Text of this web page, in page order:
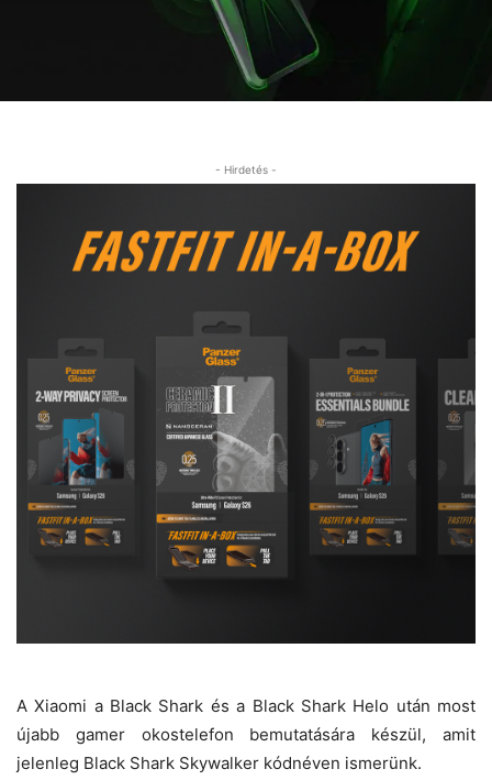
- Hirdetés -
A Xiaomi a Black Shark és a Black Shark Helo után most
újabb gamer okostelefon bemutatására készül, amit
jelenleg Black Shark Skywalker kódnéven ismerünk.